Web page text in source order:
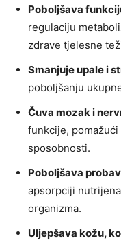
Poboljšava
regulaciju
zdrave tjelesne
Smanjuje upale i
poboljšanju
Čuva mozak i
funkcije,
sposobnosti.
Poboljšava
apsorpciji
organizma.
Uljepšava kožu,